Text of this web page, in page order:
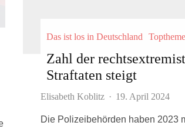
Das ist los in Deutschland
Zahl der
Straftaten steigt
Elisabeth Koblitz · 19. April 2024
Die Polizeibehörden haben 2023